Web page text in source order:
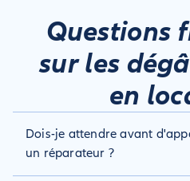
Questions
sur les
en
Dois-je attendre avant
un réparateur ?